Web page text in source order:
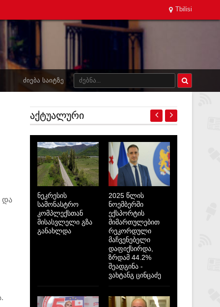
Tbilisi
ᲫᲘᲔᲑᲐ ᲡᲐᲘᲢᲖᲔ
და
ᲐᲥᲢᲣᲐᲚᲣᲠᲘ
ნეკრესის
სამონასტრო
კომპლექსთან
მისასვლელი გზა
განახლდა
2025 წლის
ნოემბერში
ექსპორტის
მიმართულებით
რეკორდული
მაჩვენებელი
დაფიქსირდა,
ზრდამ 44.2%
შეადგინა -
ვახტანგ ცინცაძე